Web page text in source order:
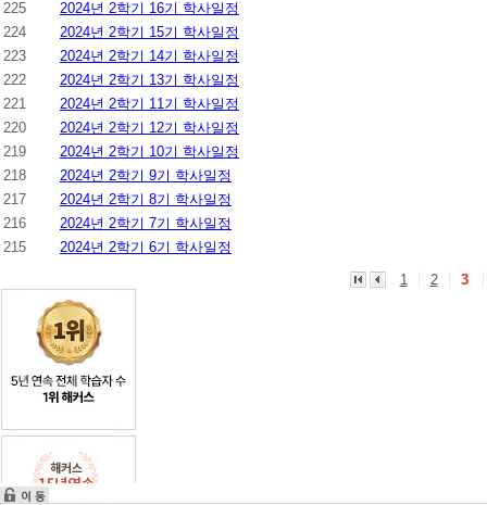
225
2024년 2학기 16기 학사일정
224
2024년 2학기 15기 학사일정
223
2024년 2학기 14기 학사일정
222
2024년 2학기 13기 학사일정
221
2024년 2학기 11기 학사일정
220
2024년 2학기 12기 학사일정
219
2024년 2학기 10기 학사일정
218
2024년 2학기 9기 학사일정
217
2024년 2학기 8기 학사일정
216
2024년 2학기 7기 학사일정
215
2024년 2학기 6기 학사일정
1
2 3